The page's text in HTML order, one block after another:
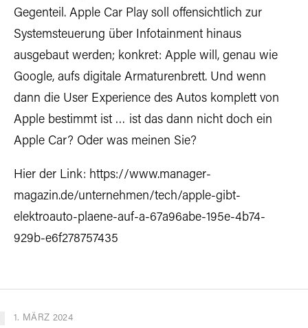
Gegenteil. Apple Car Play soll offensichtlich zur
Systemsteuerung über Infotainment hinaus
ausgebaut werden; konkret: Apple will, genau wie
Google, aufs digitale Armaturenbrett. Und wenn
dann die User Experience des Autos komplett von
Apple bestimmt ist … ist das dann nicht doch ein
Apple Car? Oder was meinen Sie?
Hier der Link: https://www.manager-
magazin.de/unternehmen/tech/apple-gibt-
elektroauto-plaene-auf-a-67a96abe-195e-4b74-
929b-e6f278757435
1. MÄRZ 2024